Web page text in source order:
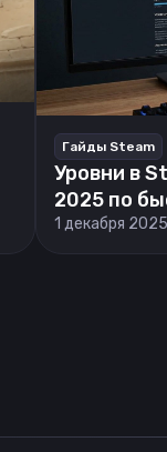
Гайды Steam
Уровни в
2025 по
1 декабря 2025